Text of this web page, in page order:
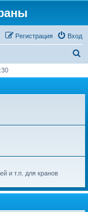
Вход
Регистрация
с
и т.п. для кранов